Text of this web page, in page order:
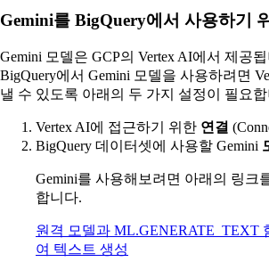
Gemini를 BigQuery에서 사용하기
Gemini 모델은 GCP의 Vertex AI에서 제공
BigQuery에서 Gemini 모델을 사용하려면
낼 수 있도록 아래의 두 가지 설정이 필요
Vertex AI에 접근하기 위한 연결
BigQuery 데이터셋에 사용할 Gemini
Gemini를 사용해보려면 아래의 링크
합니다.
원격 모델과 ML.GENERATE_TEXT
여 텍스트 생성